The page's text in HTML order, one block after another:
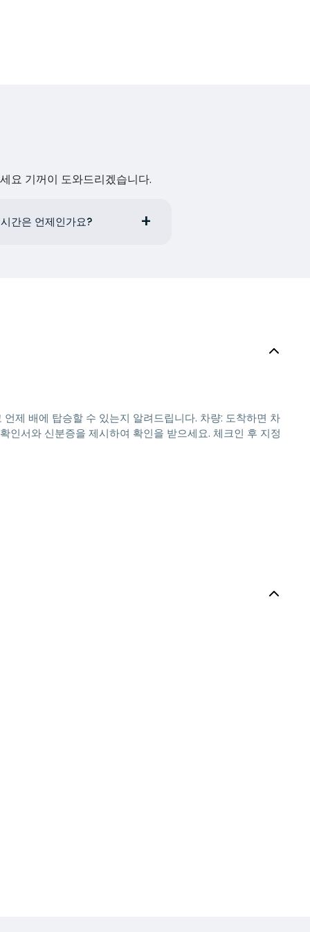
요 기꺼이 도와드리겠습니다.
간은 언제인가요?
제 배에 탑승할 수 있는지 알려드립니다. 차량: 도착하면 차
인서와 신분증을 제시하여 확인을 받으세요. 체크인 후 지정